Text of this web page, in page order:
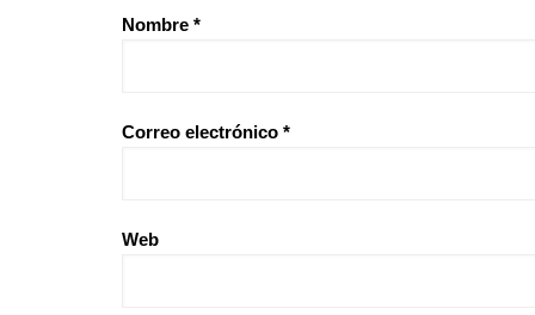
Nombre *
Correo electrónico *
Web